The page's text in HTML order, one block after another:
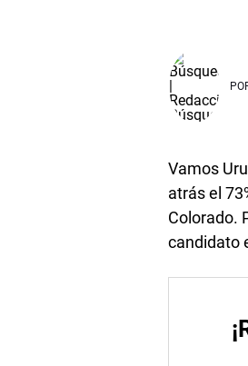
Vamos
atrás el
Colorado.
candidato